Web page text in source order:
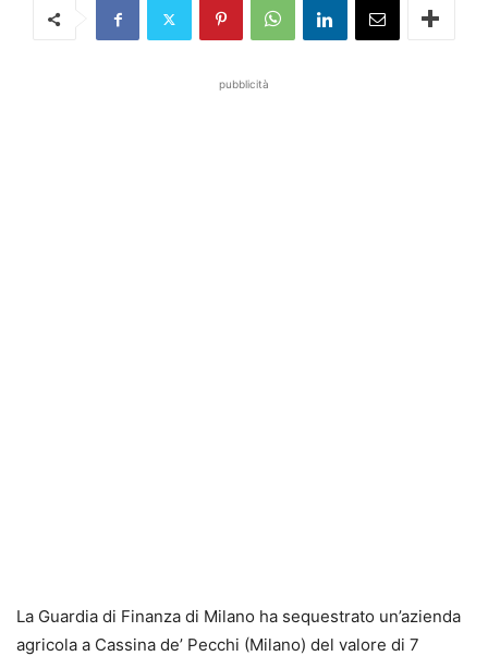
pubblicità
La Guardia di Finanza di Milano ha sequestrato un’azienda
agricola a Cassina de’ Pecchi (Milano) del valore di 7